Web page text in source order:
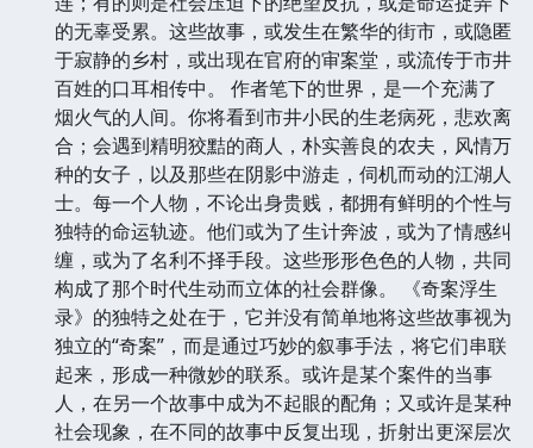
的无辜受累。这些故事，或发生在繁华的街市，或隐匿
于寂静的乡村，或出现在官府的审案堂，或流传于市井
百姓的口耳相传中。 作者笔下的世界，是一个充满了
烟火气的人间。你将看到市井小民的生老病死，悲欢离
合；会遇到精明狡黠的商人，朴实善良的农夫，风情万
种的女子，以及那些在阴影中游走，伺机而动的江湖人
士。每一个人物，不论出身贵贱，都拥有鲜明的个性与
独特的命运轨迹。他们或为了生计奔波，或为了情感纠
缠，或为了名利不择手段。这些形形色色的人物，共同
构成了那个时代生动而立体的社会群像。 《奇案浮生
录》的独特之处在于，它并没有简单地将这些故事视为
独立的“奇案”，而是通过巧妙的叙事手法，将它们串联
起来，形成一种微妙的联系。或许是某个案件的当事
人，在另一个故事中成为不起眼的配角；又或许是某种
社会现象，在不同的故事中反复出现，折射出更深层次